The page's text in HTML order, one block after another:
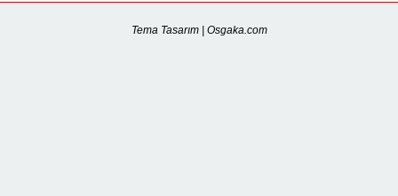
Tema Tasarım | Osgaka.com